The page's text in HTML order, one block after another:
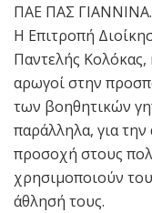
ΠΑΕ ΠΑΣ ΓΙΑΝΝΙΝΑ.
Η Επιτροπή
Παντελής Κολόκας,
αρωγοί στην
των βοηθητικών
παράλληλα, για
προσοχή στους
χρησιμοποιούν
άθλησή τους.